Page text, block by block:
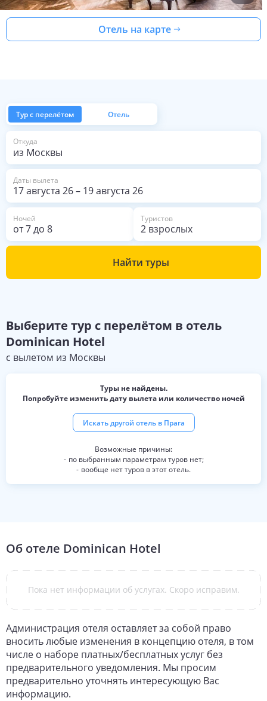
Отель на карте
Тур с перелётом Отель
Откуда
из Москвы
Даты вылета
17 августа 26– 19 августа 26
Ночей
от7до 8
Туристов
2 взрослых
Найти туры
Выберите тур с перелётом в отель
Dominican Hotel
с вылетом из Москвы
Туры не найдены.
Попробуйте изменить дату вылета или количество ночей
Искать другой отель в Прага
по выбранным параметрам туров нет;
вообще нет туров в этот отель.
Об отеле Dominican Hotel
Пока нет информации об услугах. Скоро исправим.
Администрация отеля оставляет за собой право
вносить любые изменения в концепцию отеля, в том
числе о наборе платных/бесплатных услуг без
предварительного уведомления. Мы просим
предварительно уточнять интересующую Вас
информацию.